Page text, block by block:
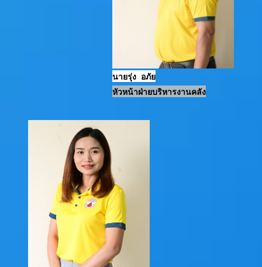
นายรุ่ง อภัย
หัวหน้าฝ่ายบริหารงานคลัง